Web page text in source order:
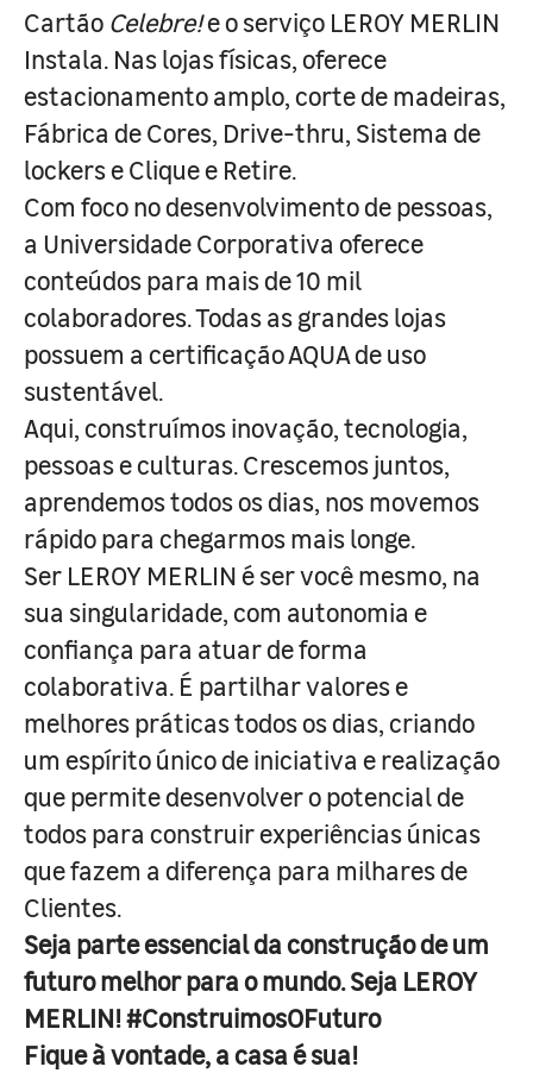
Cartão Celebre!e o serviço LEROY MERLIN
Instala. Nas lojas físicas, oferece
estacionamento amplo, corte de madeiras,
Fábrica de Cores, Drive-thru, Sistema de
lockers e Clique e Retire.
Com foco no desenvolvimento de pessoas,
a Universidade Corporativa oferece
conteúdos para mais de 10 mil
colaboradores. Todas as grandes lojas
possuem a certificação AQUA de uso
sustentável.
Aqui, construímos inovação, tecnologia,
pessoas e culturas. Crescemos juntos,
aprendemos todos os dias, nos movemos
rápido para chegarmos mais longe.
Ser LEROY MERLIN é ser você mesmo, na
sua singularidade, com autonomia e
confiança para atuar de forma
colaborativa. É partilhar valores e
melhores práticas todos os dias, criando
um espírito único de iniciativa e realização
que permite desenvolver o potencial de
todos para construir experiências únicas
que fazem a diferença para milhares de
Clientes.
Seja parte essencial da construção de um
futuro melhor para o mundo. Seja LEROY
MERLIN! #ConstruimosOFuturo
Fique à vontade, a casa é sua!